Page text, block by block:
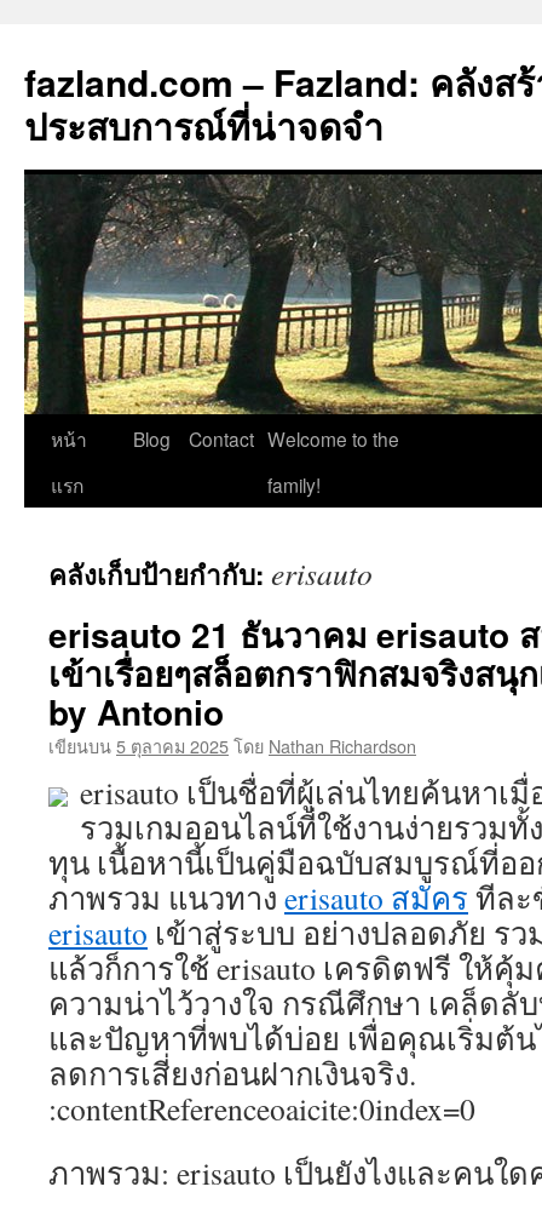
fazland.com – Fazland: คลังส
ประสบการณ์ที่น่าจดจำ
ข้าม
ไป
เนื้อหา
หน้า
แรก
Blog Contact Welcome to the
family!
คลังเก็บป้ายกำกับ: erisauto
erisauto 21 ธันวาคม erisauto
เข้าเรื่อยๆสล็อตกราฟิกสมจริงสนุ
by Antonio
เขียนบน5 ตุลาคม 2025โดย Nathan Richardson
erisauto เป็นชื่อที่ผู้เล่นไทยค้นหาเ
รวมเกมออนไลน์ที่ใช้งานง่ายรวม
ทุน เนื้อหานี้เป็นคู่มือฉบับสมบูรณ์ที่ออ
ภาพรวม แนวทาง erisauto สมัคร ทีละ
erisauto เข้าสู่ระบบ อย่างปลอดภัย ร
แล้วก็การใช้ erisauto เครดิตฟรี ให้คุ้
ความน่าไว้วางใจ กรณีศึกษา เคล็ดลั
และปัญหาที่พบได้บ่อย เพื่อคุณเริ่มต้น
ลดการเสี่ยงก่อนฝากเงินจริง.
:contentReferenceoaicite:0index=0
ภาพรวม: erisauto เป็นยังไงและคนใ